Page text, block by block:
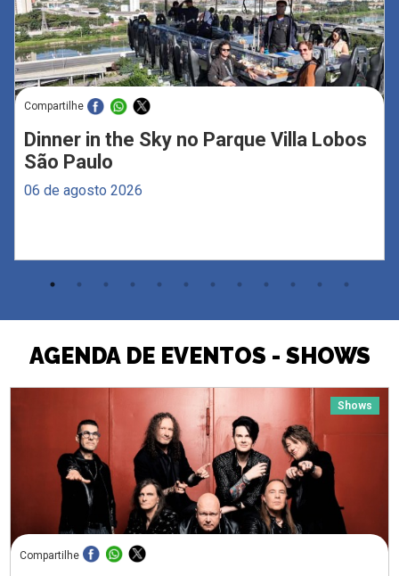
Compartilhe
Dinner in the Sky no Parque Villa Lobos
São Paulo
06 de agosto 2026
AGENDA DE EVENTOS - SHOWS
Shows
Compartilhe